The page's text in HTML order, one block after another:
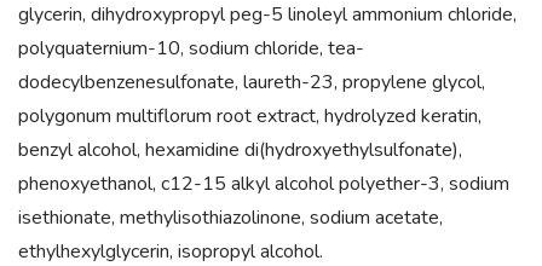
glycerin, dihydroxypropyl peg-5 linoleyl ammonium chloride,
polyquaternium-10, sodium chloride, tea-
dodecylbenzenesulfonate, laureth-23, propylene glycol,
polygonum multiflorum root extract, hydrolyzed keratin,
benzyl alcohol, hexamidine di(hydroxyethylsulfonate),
phenoxyethanol, c12-15 alkyl alcohol polyether-3, sodium
isethionate, methylisothiazolinone, sodium acetate,
ethylhexylglycerin, isopropyl alcohol.